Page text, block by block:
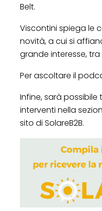
Belt.
Viscontini spiega le
novità, a cui si
grande interesse, tra
Per ascoltare il
Infine, sarà
interventi nella
sito di SolareB2B.